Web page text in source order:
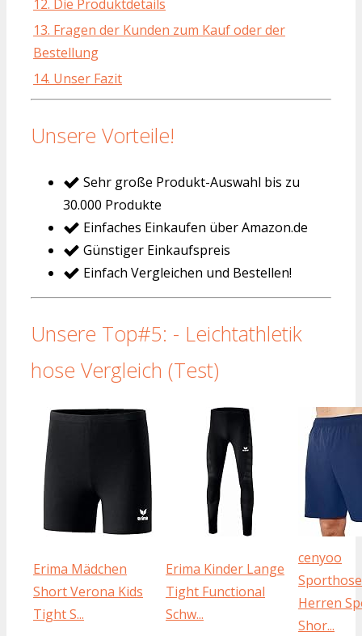
12. Die Produktdetails
13. Fragen der Kunden zum Kauf oder der
Bestellung
14. Unser Fazit
Unsere Vorteile!
Sehr große Produkt-Auswahl bis zu
30.000 Produkte
Einfaches Einkaufen über Amazon.de
Günstiger Einkaufspreis
Einfach Vergleichen und Bestellen!
Unsere Top#5: - Leichtathletik
hose Vergleich (Test)
Erima Mädchen
Short Verona Kids
Tight S...
Erima Kinder Lange
Tight Functional
Schw...
cenyoo
Herren
Shor...